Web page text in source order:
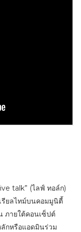
talk” (ไลฟ์ ทอล์ก)
รียลไทม์บนคอมมูนิตี้
ภายใต้คอนเซ็ปต์
กหรือแอดมินร่วม